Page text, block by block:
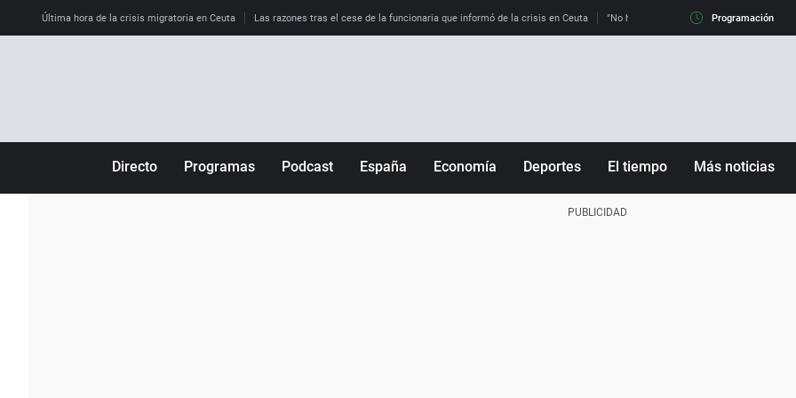
Última hora de la crisis migratoria en Ceuta Las razones tras el cese de la funcionaria que informó de la crisis en Ceuta "No hay mafias, que no nos engañen":
Programación
Directo Programas Podcast España Economía Deportes El tiempo Más noticias